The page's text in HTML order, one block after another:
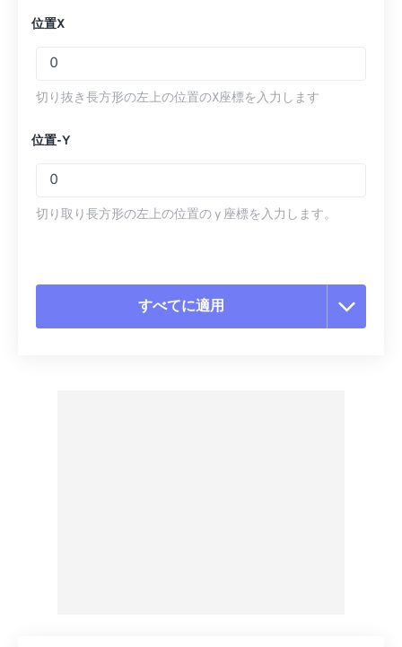
位置X
切り抜き長方形の左上の位置のX座標を入力します
位置-Y
切り取り長方形の左上の位置の y 座標を入力します。
すべてに適用